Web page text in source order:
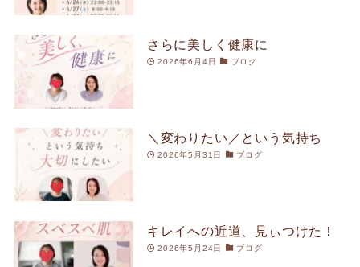
さらに美しく健康に
2026年6月4日 ブログ
＼変わりたい／という気持ち
2026年5月31日 ブログ
キレイへの近道、見ぃつけた！
2026年5月24日 ブログ